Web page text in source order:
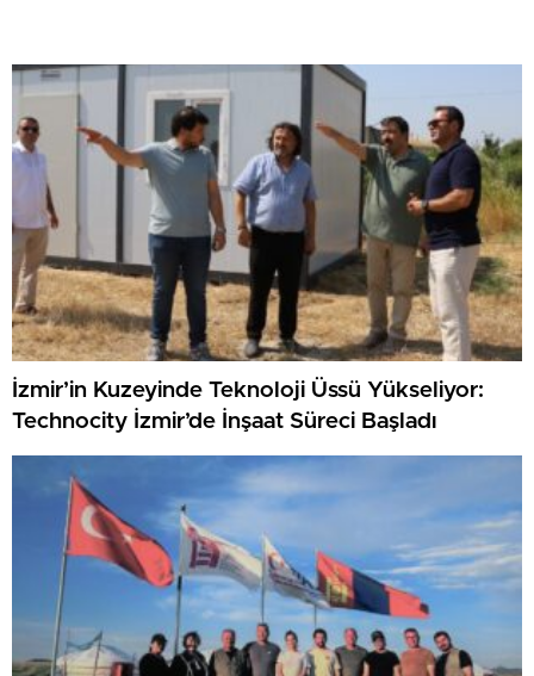
İzmir’in Kuzeyinde Teknoloji Üssü Yükseliyor:
Technocity İzmir’de İnşaat Süreci Başladı